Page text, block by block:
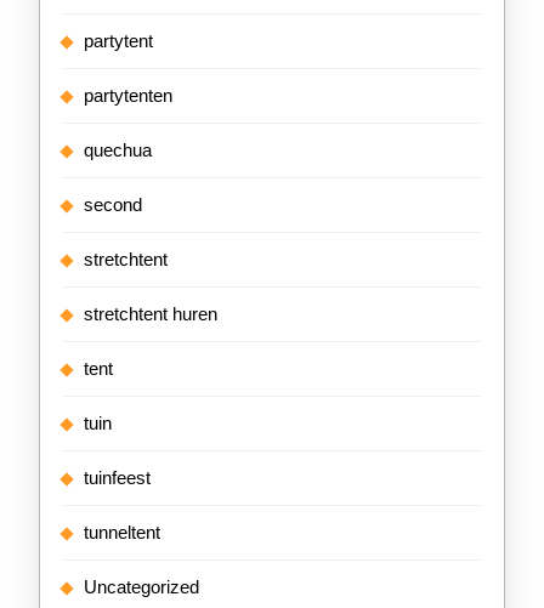
partytent
partytenten
quechua
second
stretchtent
stretchtent huren
tent
tuin
tuinfeest
tunneltent
Uncategorized